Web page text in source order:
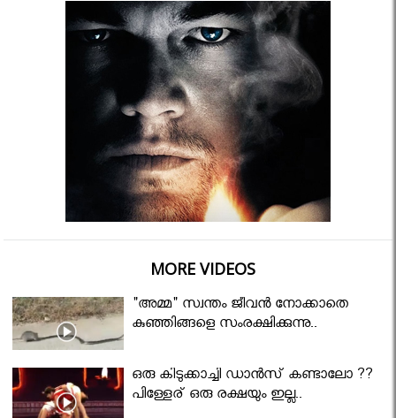
MORE VIDEOS
"അമ്മ" സ്വന്തം ജീവൻ നോക്കാതെ
കുഞ്ഞിങ്ങളെ സംരക്ഷിക്കുന്നു..
ഒരു കിടുക്കാച്ചി ഡാൻസ് കണ്ടാലോ ??
പിള്ളേര് ഒരു രക്ഷയും ഇല്ല..